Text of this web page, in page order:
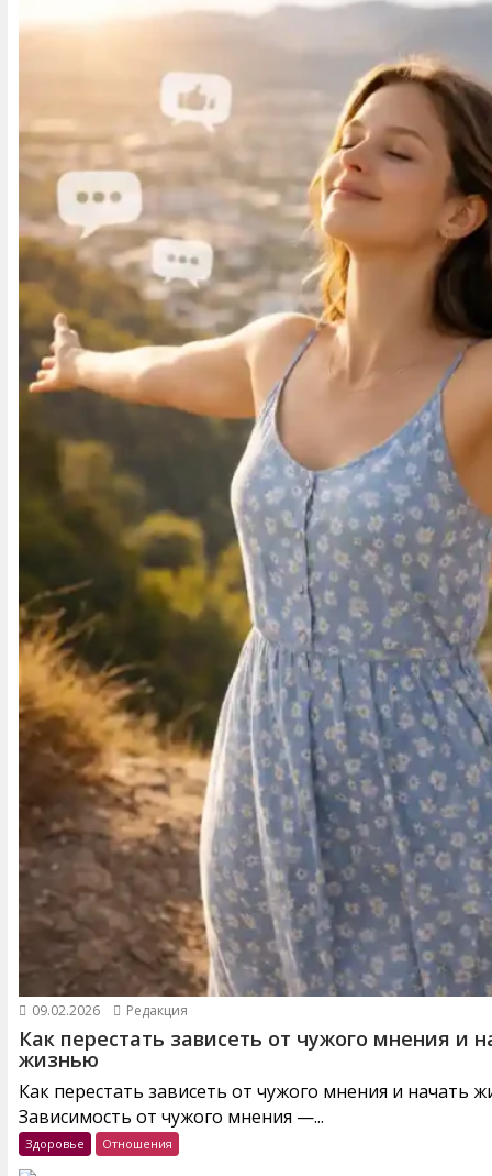
09.02.2026 Редакция
Как перестать зависеть от чужого мнения и
жизнью
Как перестать зависеть от чужого мнения и начать
Зависимость от чужого мнения —...
Здоровье Отношения